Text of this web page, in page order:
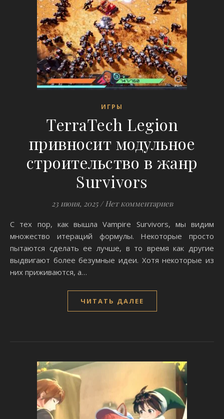
ИГРЫ
TerraTech Legion
привносит модульное
строительство в жанр
Survivors
23 июня, 2025 / Нет комментариев
С тех пор, как вышла Vampire Survivors, мы видим
множество итераций формулы. Некоторые просто
пытаются сделать ее лучше, в то время как другие
выдвигают более безумные идеи. Хотя некоторые из
них приживаются, а…
ЧИТАТЬ ДАЛЕЕ